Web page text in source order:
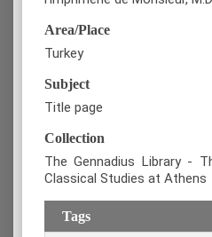
Area/Place
Turkey
Subject
Title page
Collection
The Gennadius Library -
Classical Studies at Athens
Tags